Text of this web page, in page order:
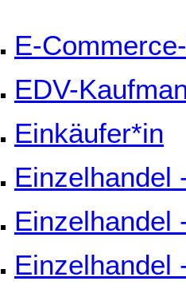
E-
EDV-
Einkäufer*in
Einzelhandel
Einzelhandel
Einzelhandel